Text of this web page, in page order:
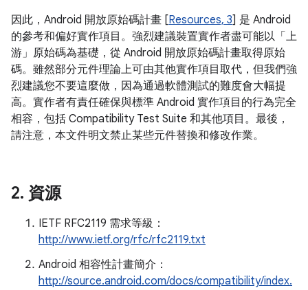
因此，Android 開放原始碼計畫 [Resources, 3] 是 Android
的參考和偏好實作項目。強烈建議裝置實作者盡可能以「上
游」原始碼為基礎，從 Android 開放原始碼計畫取得原始
碼。雖然部分元件理論上可由其他實作項目取代，但我們強
烈建議您不要這麼做，因為通過軟體測試的難度會大幅提
高。實作者有責任確保與標準 Android 實作項目的行為完全
相容，包括 Compatibility Test Suite 和其他項目。最後，
請注意，本文件明文禁止某些元件替換和修改作業。
2. 資源
IETF RFC2119 需求等級：
http://www.ietf.org/rfc/rfc2119.txt
Android 相容性計畫簡介：
http://source.android.com/docs/compatibility/index.